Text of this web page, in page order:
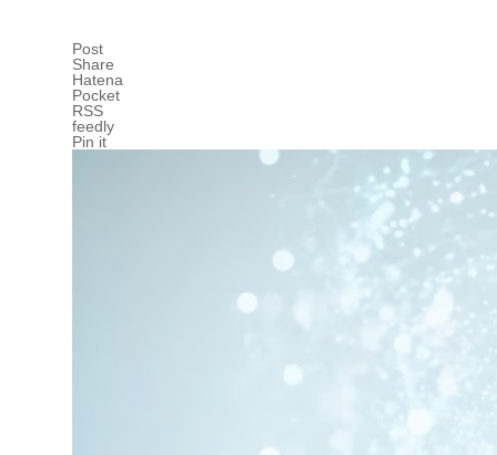
Post
Share
Hatena
Pocket
RSS
feedly
Pin it